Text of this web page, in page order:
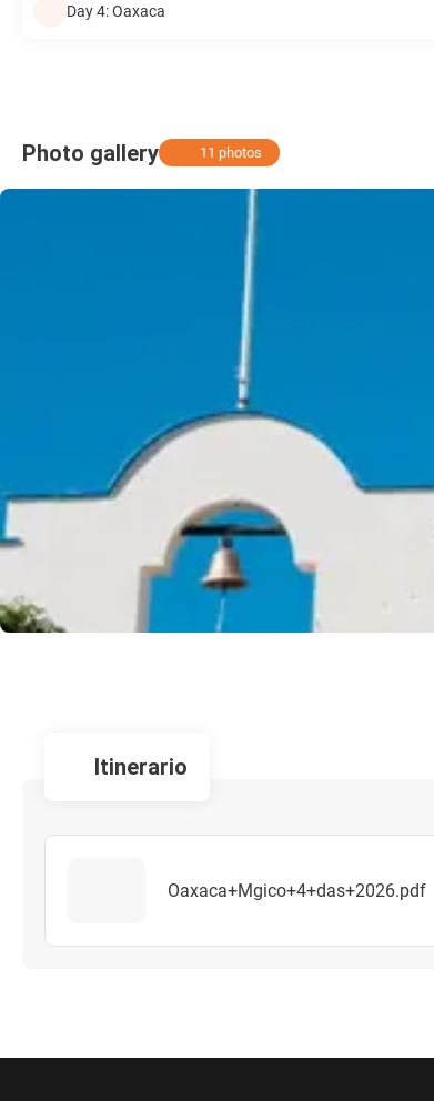
Day 4: Oaxaca
Photo gallery 11 photos
itinerario
Oaxaca+Mgico+4+das+2026.pdf